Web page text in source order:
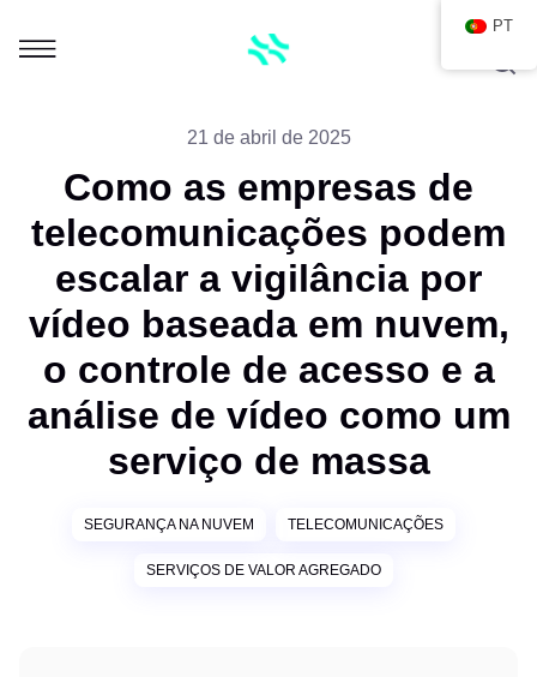
21 de abril de 2025
Como as empresas de
telecomunicações podem
escalar a vigilância por
vídeo baseada em nuvem,
o controle de acesso e a
análise de vídeo como um
serviço de massa
SEGURANÇA NA NUVEM TELECOMUNICAÇÕES
SERVIÇOS DE VALOR AGREGADO
PT